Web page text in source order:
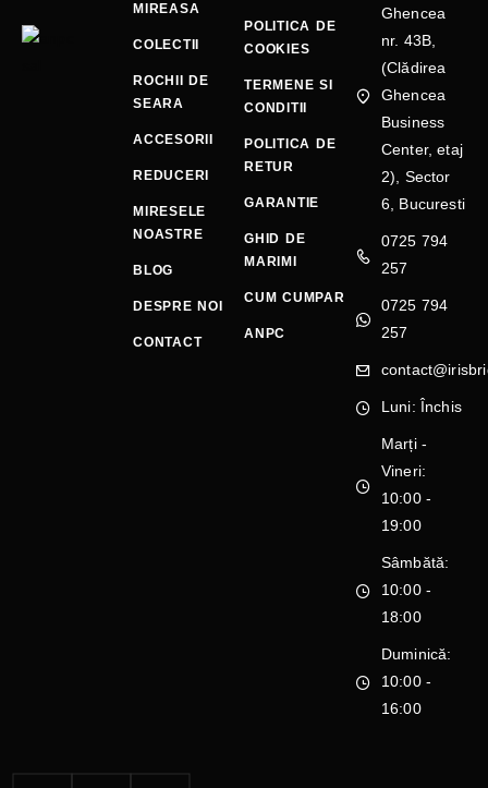
MIREASA
COLECTII
ROCHII DE
SEARA
ACCESORII
REDUCERI
MIRESELE
NOASTRE
BLOG
DESPRE NOI
CONTACT
POLITICA DE
COOKIES
TERMENE SI
CONDITII
POLITICA DE
RETUR
GARANTIE
GHID DE
MARIMI
CUM CUMPAR
ANPC
Ghencea
nr. 43B,
(Clădirea
Ghencea
Business
Center, etaj
2), Sector
6, Bucuresti
0725 794
257
0725 794
257
Luni: Închis
Marți -
Vineri:
10:00 -
19:00
Sâmbătă:
10:00 -
18:00
Duminică:
10:00 -
16:00